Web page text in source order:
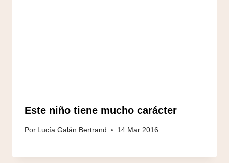
Este niño tiene mucho carácter
Por Lucía Galán Bertrand 14 Mar 2016